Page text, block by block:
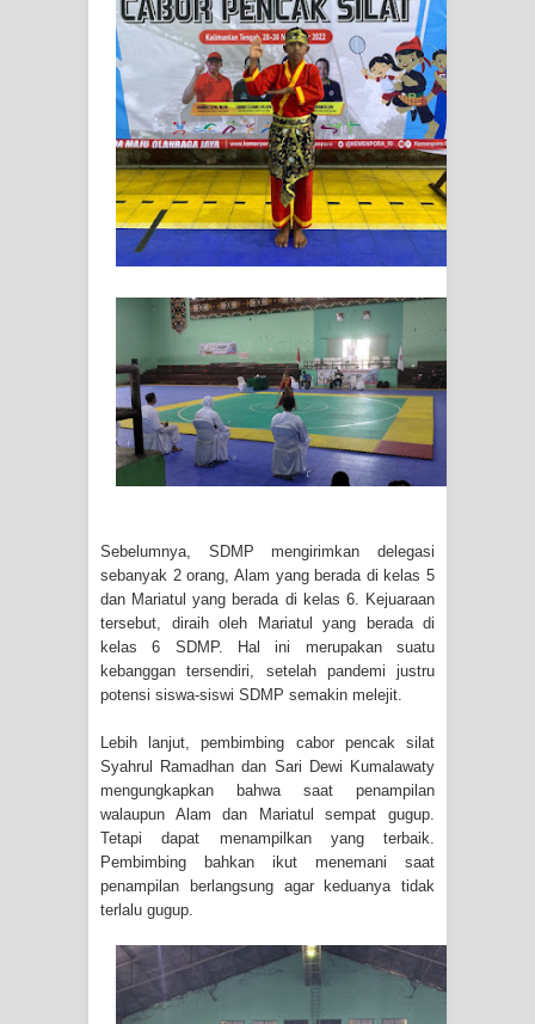
Sebelumnya, SDMP mengirimkan delegasi
sebanyak 2 orang, Alam yang berada di kelas 5
dan Mariatul yang berada di kelas 6. Kejuaraan
tersebut, diraih oleh Mariatul yang berada di
kelas 6 SDMP. Hal ini merupakan suatu
kebanggan tersendiri, setelah pandemi justru
potensi siswa-siswi SDMP semakin melejit.
Lebih lanjut, pembimbing cabor pencak silat
Syahrul Ramadhan dan Sari Dewi Kumalawaty
mengungkapkan bahwa saat penampilan
walaupun Alam dan Mariatul sempat gugup.
Tetapi dapat menampilkan yang terbaik.
Pembimbing bahkan ikut menemani saat
penampilan berlangsung agar keduanya tidak
terlalu gugup.